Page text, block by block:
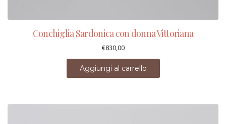
Conchiglia Sardonica con donna Vittoriana
€830,00
Aggiungi al carrello